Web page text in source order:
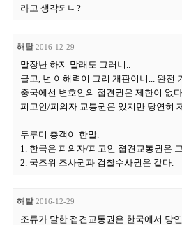
라고 생각되니?
해탈 2016-12-29
말장난 하지 말래도 그러니..
글고, 넌 이해력이 그리 개판이니... 완전
중국에선 변호인의 접견권은 제한이 없
피고인/피의자 교통권은 있지만 당연히
두루미 총객이 한말.
1. 한국은 피의자/피고인 졉견교통권은
2. 국조위 조사권과 검찰수사권은 같다.
해탈 2016-12-29
조류가 말한 접견교통권은 한국에서 당